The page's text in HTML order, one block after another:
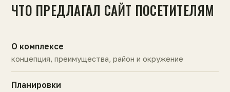
ЧТО ПРЕДЛАГАЛ САЙТ ПОСЕТИТЕЛЯМ
О комплексе
концепция, преимущества, район и окружение
Планировки